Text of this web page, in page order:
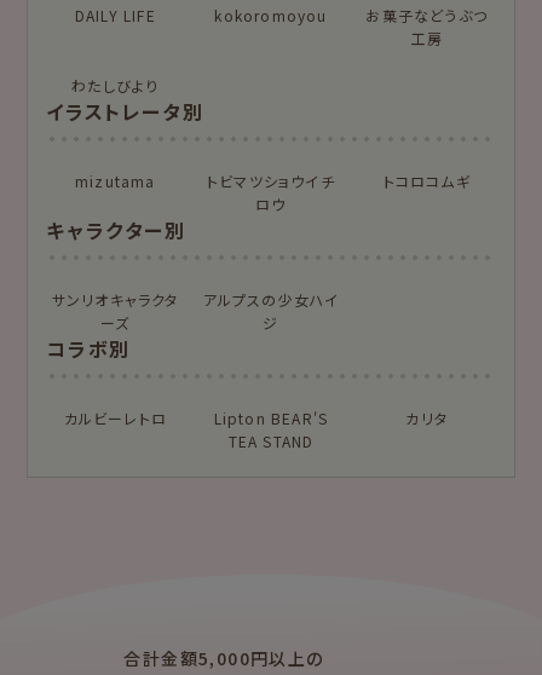
ニコイチmemo
チョキチョキペーパ
箋・封筒
柄紙・ラッピング
DAILY LIFE kokoromoyou
お菓子などうぶつ
工房
わたしびより
イラストレータ別
mizutama
トビマツショウイチ
ロウ
トコロコムギ
キャラクター別
サンリオキャラクタ
ーズ
アルプスの少女ハイ
ジ
コラボ別
カルビーレトロ
Lipton BEAR'S
TEA STAND
カリタ
おりがみ
合計金額5,000円以上の